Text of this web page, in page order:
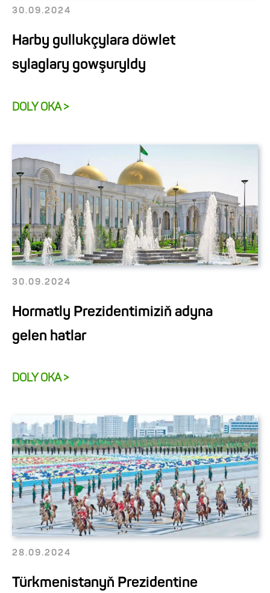
30.09.2024
Harby gullukçylara döwlet
sylaglary gowşuryldy
DOLY OKA >
30.09.2024
Hormatly Prezidentimiziň adyna
gelen hatlar
DOLY OKA >
28.09.2024
Türkmenistanyň Prezidentine